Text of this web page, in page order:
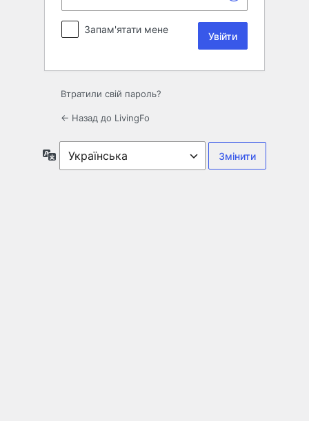
Запам'ятати мене
Втратили свій пароль?
← Назад до LivingFo
Мова